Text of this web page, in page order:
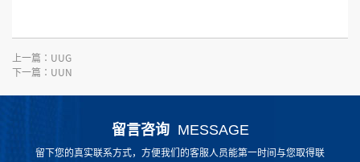
上一篇： UUG
下一篇： UUN
留言咨询 MESSAGE
留下您的真实联系方式，方便我们的客服人员能第一时间与您取得联